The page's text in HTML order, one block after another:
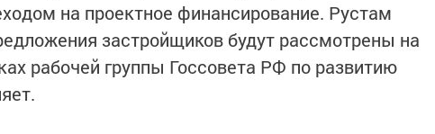
на проектное финансирование. Рустам
застройщиков будут рассмотрены на
рабочей группы Госсовета РФ по развитию